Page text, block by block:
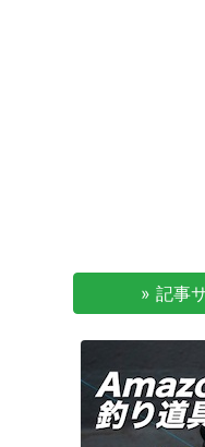
» 記事